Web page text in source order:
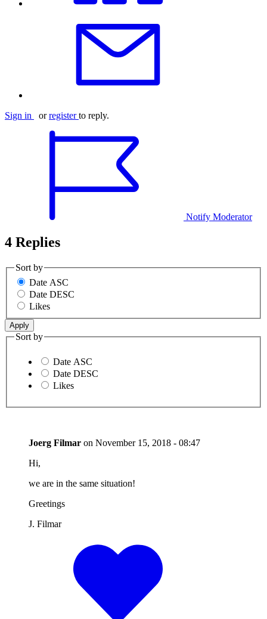
Sign in orregister to reply.
Notify Moderator
4 Replies
Sort by
Date ASC
Date DESC
Likes
Sort by
Date ASC
Date DESC
Likes
Joerg Filmar on November 15, 2018 - 08:47
Hi,
we are in the same situation!
Greetings
J. Filmar